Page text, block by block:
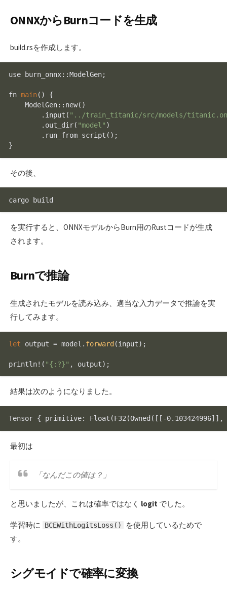
ONNXからBurnコードを生成
build.rsを作成します。
use burn_onnx::ModelGen;
fn main() {
    ModelGen::
new()
        .
input ( "../train_titanic/src/models/
        .
out_dir( "model" )
        .
run_from_script ();
その後、
を実行すると、ONNXモデルからBurn用のRustコードが生成
されます。
Burnで推論
生成されたモデルを読み込み、適当な入力データで推論を実
行してみます。
let output = model. forward (input);
println!( "{:?}"
結果は次のようになりました。
Tensor { primitive: Float (F32(Owned ( [[-0.103424996] ],
最初は
「なんだこの値は？」
と思いましたが、これは確率ではなく logit でした。
学習時に BCEWithLogitsLoss()
を使用しているためで
す。
シグモイドで確率に変換